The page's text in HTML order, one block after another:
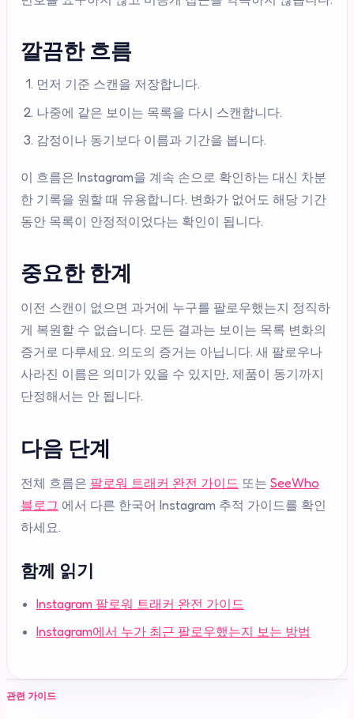
깔끔한 흐름
먼저 기준 스캔을 저장합니다.
나중에 같은 보이는 목록을 다시 스캔합니다.
감정이나 동기보다 이름과 기간을 봅니다.
이 흐름은 Instagram을 계속 손으로 확인하는 대신 차분
한 기록을 원할 때 유용합니다. 변화가 없어도 해당 기간
동안 목록이 안정적이었다는 확인이 됩니다.
중요한 한계
이전 스캔이 없으면 과거에 누구를 팔로우했는지 정직하
게 복원할 수 없습니다. 모든 결과는 보이는 목록 변화의
증거로 다루세요. 의도의 증거는 아닙니다. 새 팔로우나
사라진 이름은 의미가 있을 수 있지만, 제품이 동기까지
단정해서는 안 됩니다.
다음 단계
전체 흐름은 팔로워 트래커 완전 가이드 또는 SeeWho
블로그 에서 다른 한국어 Instagram 추적 가이드를 확인
하세요.
함께 읽기
Instagram 팔로워 트래커 완전 가이드
Instagram에서 누가 최근 팔로우했는지 보는 방법
관련 가이드